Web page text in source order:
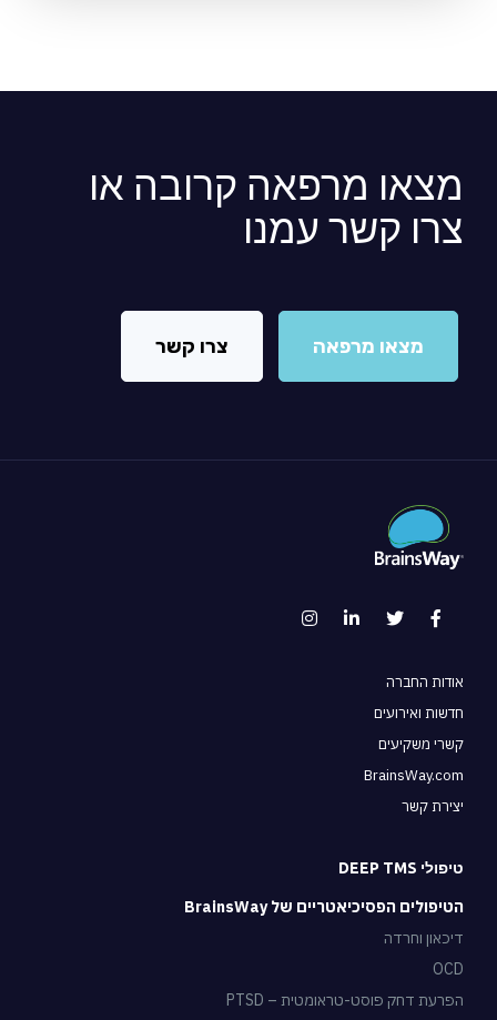
מצאו מרפאה קרובה או
צרו קשר עמנו
מצאו מרפאה צרו קשר
אודות החברה
חדשות ואירועים
קשרי משקיעים
BrainsWay.com
יצירת קשר
טיפולי DEEP TMS
הטיפולים הפסיכיאטריים של BrainsWay
דיכאון וחרדה
OCD
הפרעת דחק פוסט-טראומטית – PTSD